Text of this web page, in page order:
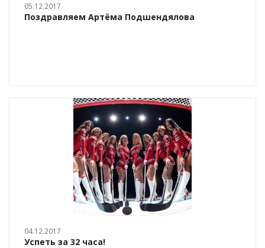
05.12.2017
Поздравляем Артёма Подшендялова
04.12.2017
Успеть за 32 часа!